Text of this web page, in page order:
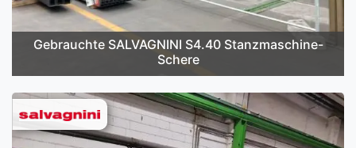
Gebrauchte SALVAGNINI S4.40 Stanzmaschine-
Schere